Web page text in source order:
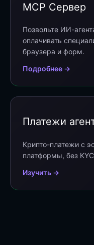
MCP Сервер
Позвольте ИИ-
оплачивать
браузера и форм.
Подробнее →
Платежи
Крипто-платежи с
платформы, без
Изучить →